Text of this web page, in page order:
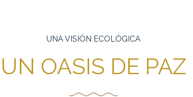
UNA VISIÓN ECOLÓGICA
UN OASIS DE PAZ